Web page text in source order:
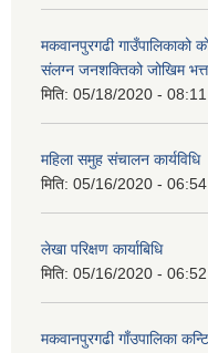
मकवानपुरगढी गाउँपालिकाको
संलग्न जनशक्तिको जोखिम
मिति: 05/18/2020 - 08:11
महिला समुह संचालन कार्यविधि
मिति: 05/16/2020 - 06:54
लेखा परिक्षण कार्याबिधि
मिति: 05/16/2020 - 06:52
मकवानपुरगढी गाँउपालिका